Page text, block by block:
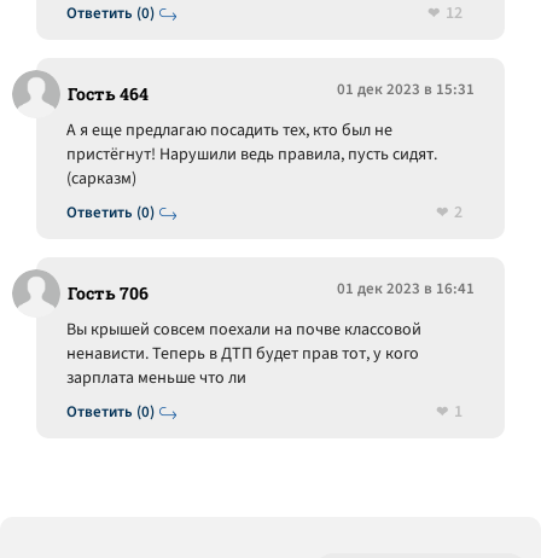
Ответить (0)
12
Гость 464 01 дек 2023 в 15:31
Ответить (0)
А я еще предлагаю посадить тех, кто был не
пристёгнут! Нарушили ведь правила, пусть сидят.
(сарказм)
2
Гость 706 01 дек 2023 в 16:41
Ответить (0)
Вы крышей совсем поехали на почве классовой
ненависти. Теперь в ДТП будет прав тот, у кого
зарплата меньше что ли
1